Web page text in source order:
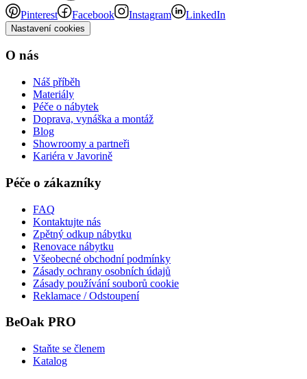
Pinterest Facebook Instagram LinkedIn
Nastavení cookies
O nás
Náš příběh
Materiály
Péče o nábytek
Doprava, vynáška a montáž
Blog
Showroomy a partneři
Kariéra v Javorině
Péče o zákazníky
FAQ
Kontaktujte nás
Zpětný odkup nábytku
Renovace nábytku
Všeobecné obchodní podmínky
Zásady ochrany osobních údajů
Zásady používání souborů cookie
Reklamace / Odstoupení
BeOak PRO
Staňte se členem
Katalog